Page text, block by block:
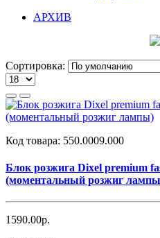
АРХИВ
Сортировка:
Код товара: 550.0009.000
Блок розжига Dixel premium
(моментальный розжиг
1590.00р.